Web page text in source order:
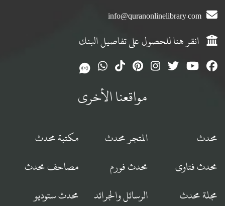
info@quranonlinelibrary.com
انقر هنا للحصول على تفاصيل البنك
مواقعنا الأخرى
محدث المتجر محدث
مكتبة محدث
محدث فتاوى
محدث فورم
مصاحف محدث
مجلة محدث
الرسائل والجرائد محدث ستوديو